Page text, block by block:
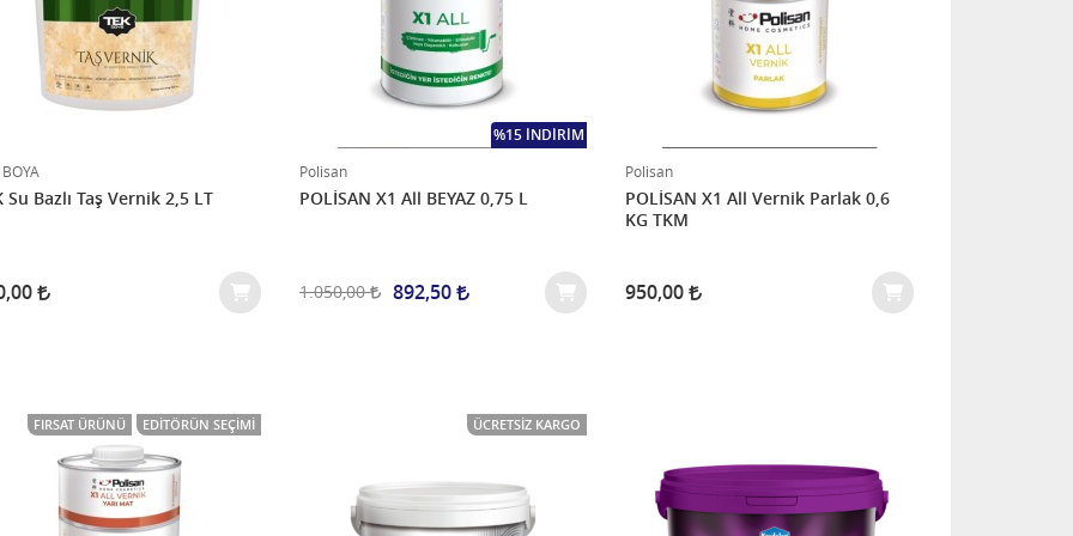
Su Bazlı Taş Vernik 2,5 LT
Polisan
POLİSAN X1 All BEYAZ 0,75 L
1.050,00 892,50
%15 İNDIRIM
Polisan
POLİSAN X1 All Vernik Parlak 0,6
KG TKM
950,00
FIRSAT ÜRÜNÜ EDITÖRÜN SEÇIMI ÜCRETSIZ KARGO